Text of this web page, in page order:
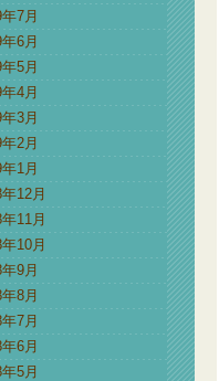
7月
6月
5月
4月
3月
2月
1月
12月
11月
10月
9月
8月
7月
6月
5月